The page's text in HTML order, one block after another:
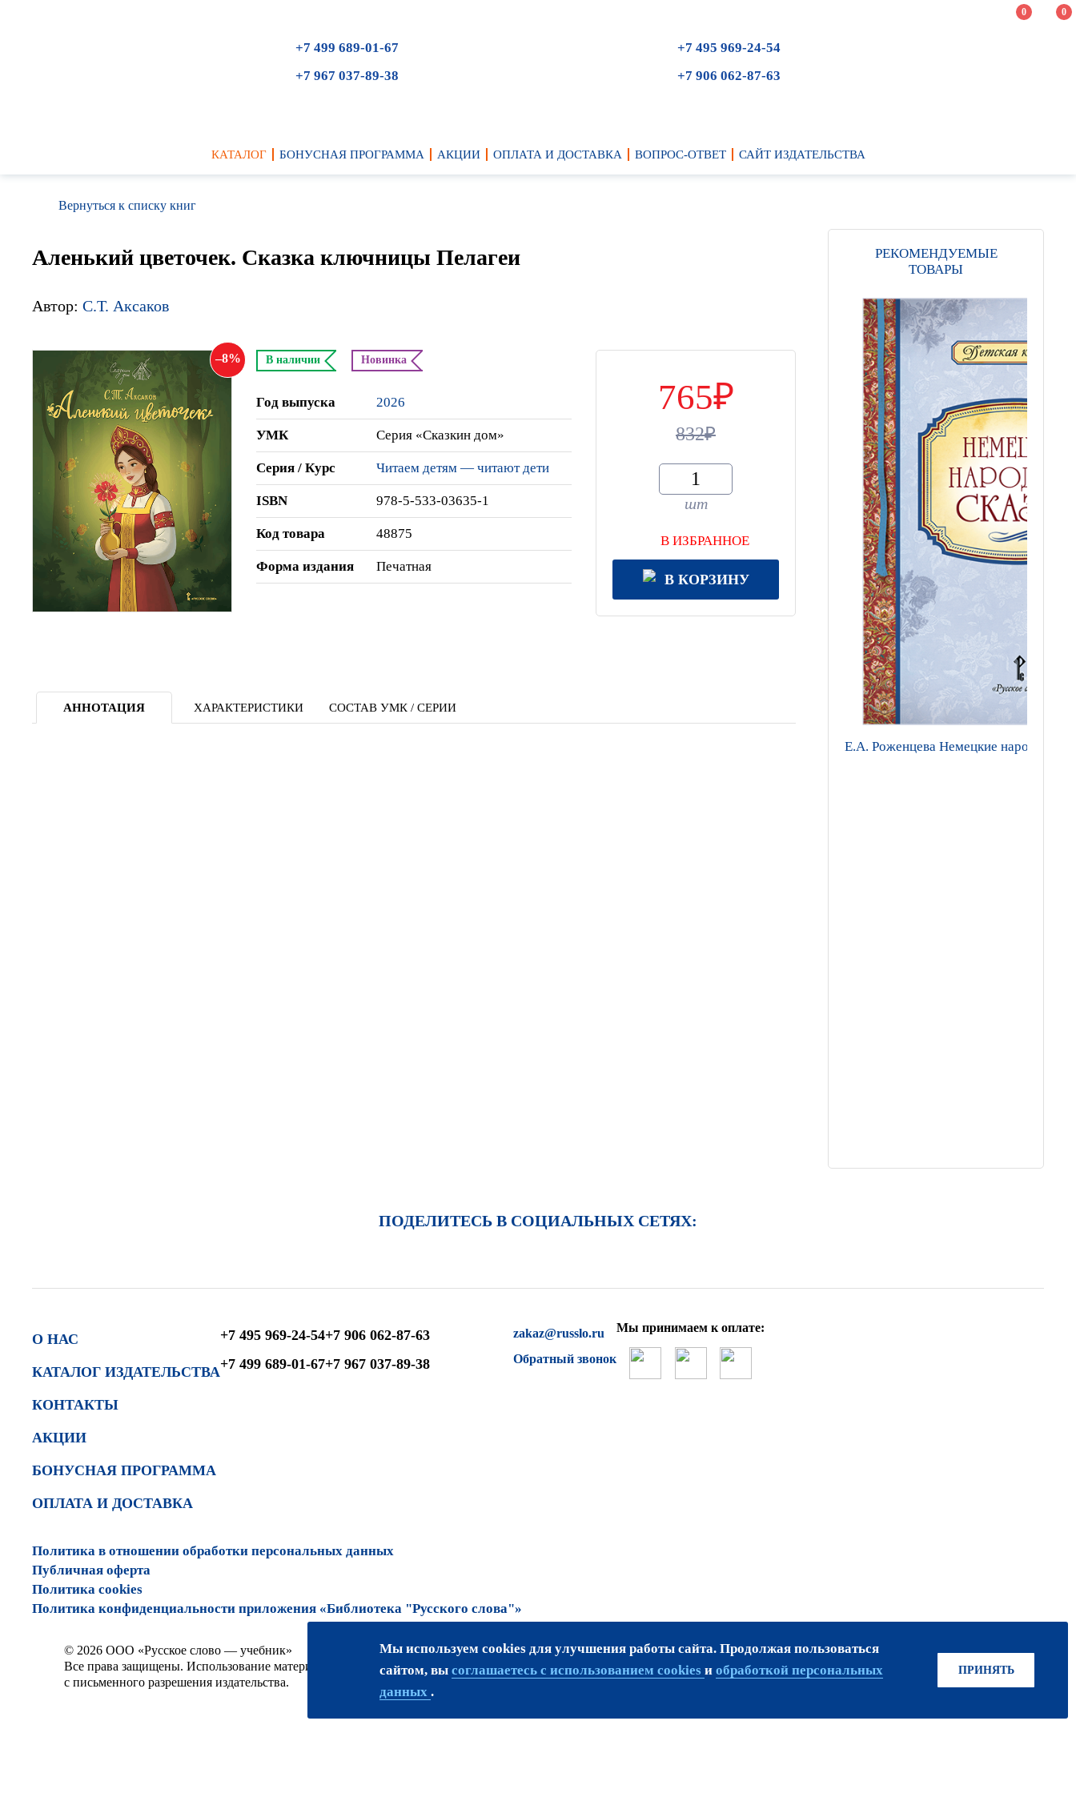
0 0
+7 499 689-01-67
+7 967 037-89-38
+7 495 969-24-54
+7 906 062-87-63
КАТАЛОГ БОНУСНАЯ ПРОГРАММА АКЦИИ ОПЛАТА И ДОСТАВКА ВОПРОС-ОТВЕТ САЙТ ИЗДАТЕЛЬСТВА
Вернуться к списку книг
Аленький цветочек. Сказка ключницы Пелагеи
Автор: С.Т. Аксаков
8 В наличии Новинка
Год выпуска 2026
УМК Cерия «Сказкин дом»
Серия / Курс Читаем детям — читают дети
ISBN 978-5-533-03635-1
Код товара 48875
Форма издания Печатная
765
832
шт
В ИЗБРАННОЕ
В КОРЗИНУ
АННОТАЦИЯ ХАРАКТЕРИСТИКИ СОСТАВ УМК / СЕРИИ
РЕКОМЕНДУЕМЫЕ
ТОВАРЫ
Е.А. Роженцева Немецкие народные
ПОДЕЛИТЕСЬ В СОЦИАЛЬНЫХ СЕТЯХ:
О НАС
КАТАЛОГ ИЗДАТЕЛЬСТВА
КОНТАКТЫ
АКЦИИ
БОНУСНАЯ ПРОГРАММА
ОПЛАТА И ДОСТАВКА
+7 495 969-24-54
+7 499 689-01-67
+7 906 062-87-63
+7 967 037-89-38
zakaz@russlo.ru
Обратный звонок
Мы принимаем к оплате:
Политика в отношении обработки персональных данных
Публичная оферта
Политика cookies
Политика конфиденциальности приложения «Библиотека "Русского слова"»
© 2026 ООО «Русское слово — учебник»
Все права защищены. Использование материалов сайта возможно только
с письменного разрешения издательства.
ПРИСОЕДИНЯЙТЕСЬ!
Мы используем cookies для улучшения работы сайта. Продолжая пользоваться
сайтом, вы соглашаетесь с использованием cookies и обработкой персональных
данных .
ПРИНЯТЬ